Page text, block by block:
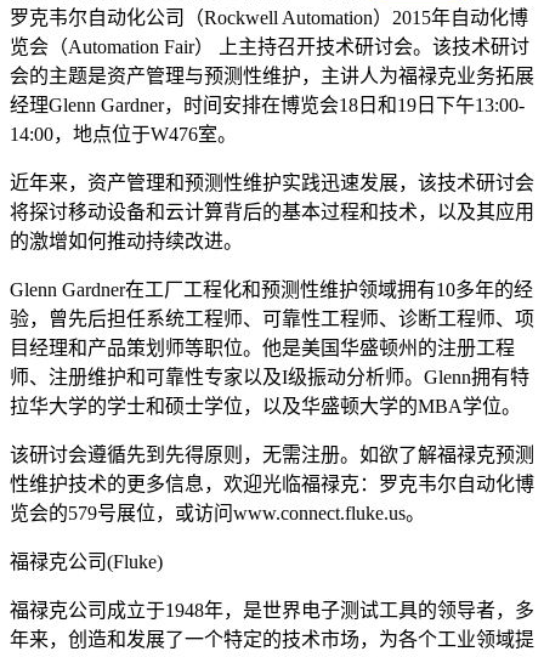
罗克韦尔自动化公司（Rockwell Automation）2015年自动化博
览会（Automation Fair） 上主持召开技术研讨会。该技术研讨
会的主题是资产管理与预测性维护，主讲人为福禄克业务拓展
经理Glenn Gardner，时间安排在博览会18日和19日下午13:00-
14:00，地点位于W476室。
近年来，资产管理和预测性维护实践迅速发展，该技术研讨会
将探讨移动设备和云计算背后的基本过程和技术，以及其应用
的激增如何推动持续改进。
Glenn Gardner在工厂工程化和预测性维护领域拥有10多年的经
验，曾先后担任系统工程师、可靠性工程师、诊断工程师、项
目经理和产品策划师等职位。他是美国华盛顿州的注册工程
师、注册维护和可靠性专家以及I级振动分析师。Glenn拥有特
拉华大学的学士和硕士学位，以及华盛顿大学的MBA学位。
该研讨会遵循先到先得原则，无需注册。如欲了解福禄克预测
性维护技术的更多信息，欢迎光临福禄克：罗克韦尔自动化博
览会的579号展位，或访问www.connect.fluke.us。
福禄克公司(Fluke)
福禄克公司成立于1948年，是世界电子测试工具的领导者，多
年来，创造和发展了一个特定的技术市场，为各个工业领域提